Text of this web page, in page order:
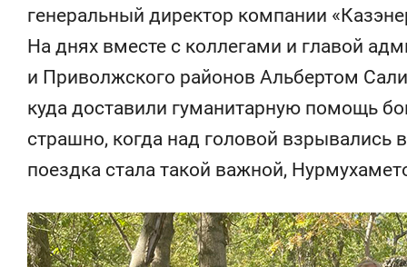
генеральный директор компании
На днях вместе с коллегами и главой
и Приволжского районов Альбертом
куда доставили гуманитарную помощь
страшно, когда над головой взрывались
поездка стала такой важной,